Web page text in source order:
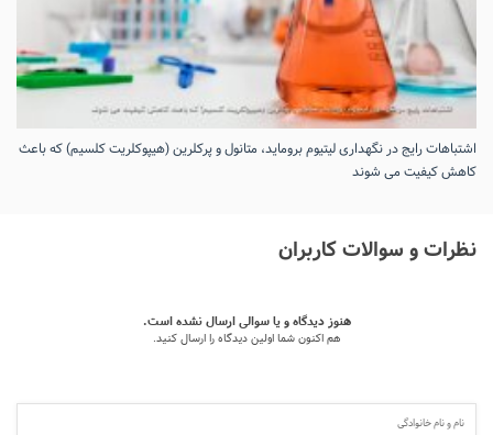
اشتباهات رایج در نگهداری لیتیوم بروماید، متانول و پرکلرین (هیپوکلریت کلسیم) که باعث
کاهش کیفیت می‌ شوند
نظرات و سوالات کاربران
هنوز دیدگاه و یا سوالی ارسال نشده است.
هم اکنون شما اولین دیدگاه را ارسال کنید.